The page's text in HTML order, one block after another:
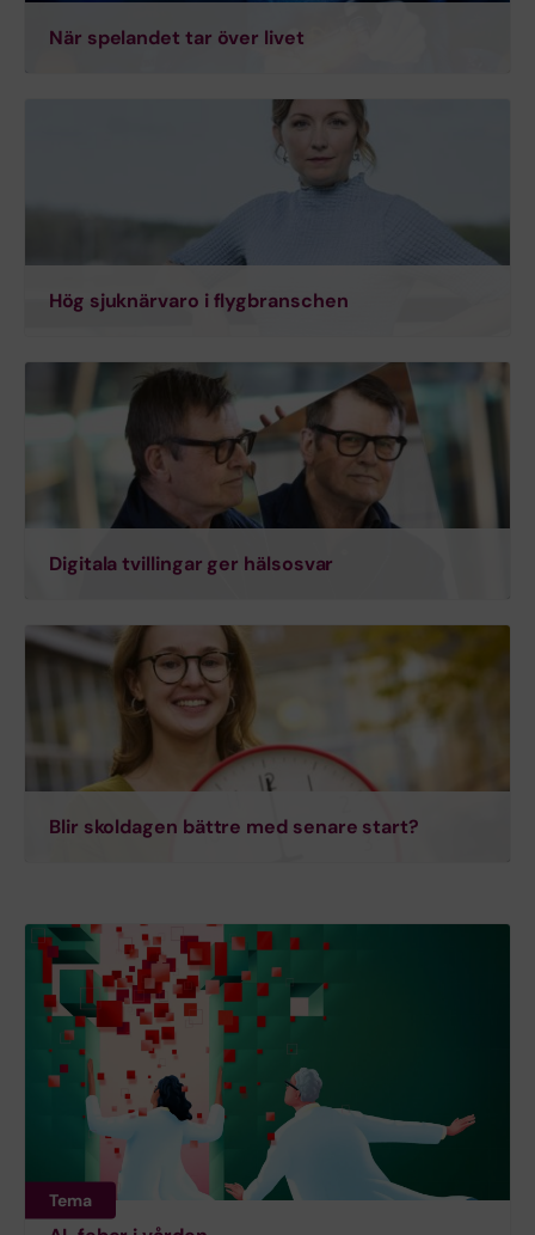
När spelandet tar över livet
Hög sjuknärvaro i flygbranschen
Digitala tvillingar ger hälsosvar
Blir skoldagen bättre med senare start?
Tema